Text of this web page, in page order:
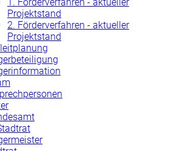
Projektstand
2. Förderverfahren - aktueller
Projektstand